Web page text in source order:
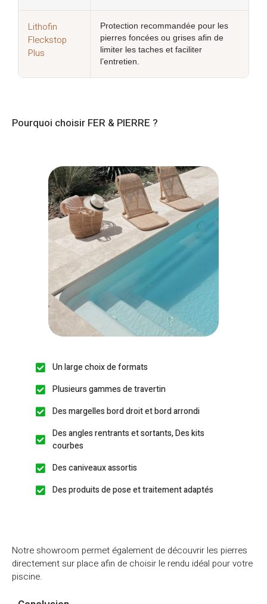
Lithofin
Fleckstop
Plus
Protection recommandée pour les
pierres foncées ou grises afin de
limiter les taches et faciliter
l’entretien.
Pourquoi choisir FER & PIERRE ?
Un large choix de formats
Plusieurs gammes de travertin
Des margelles bord droit et bord arrondi
Des angles rentrants et sortants, Des kits
courbes
Des caniveaux assortis
Des produits de pose et traitement adaptés
Notre showroom permet également de découvrir les pierres
directement sur place afin de choisir le rendu idéal pour votre
piscine.